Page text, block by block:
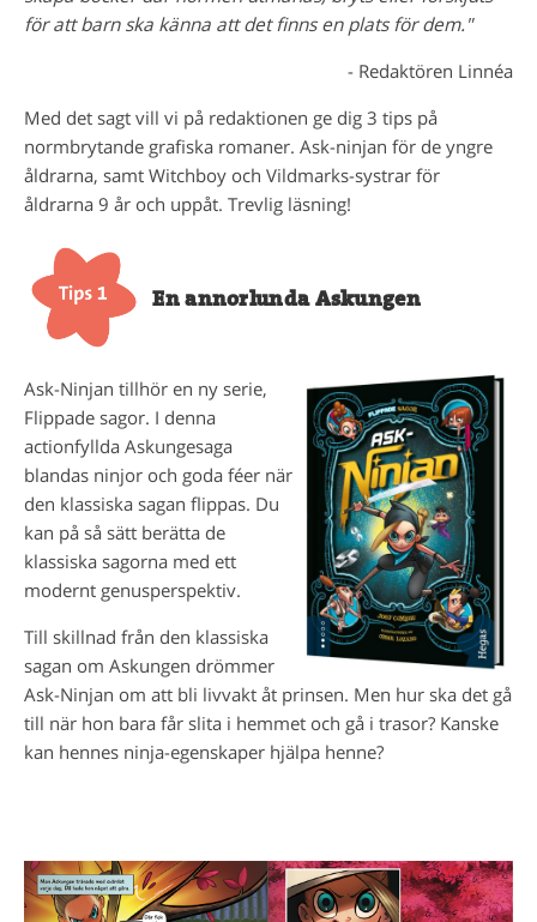
för att barn ska känna att det finns en plats för dem."
- Redaktören Linnéa
Med det sagt vill vi på redaktionen ge dig 3 tips på
normbrytande grafiska romaner. Ask-ninjan för de yngre
åldrarna, samt Witchboy och Vildmarks-systrar för
åldrarna 9 år och uppåt. Trevlig läsning!
En annorlunda Askungen
Ask-Ninjan tillhör en ny serie,
Flippade sagor. I denna
actionfyllda Askungesaga
blandas ninjor och goda féer när
den klassiska sagan flippas. Du
kan på så sätt berätta de
klassiska sagorna med ett
modernt genusperspektiv.
Till skillnad från den klassiska
sagan om Askungen drömmer
Ask-Ninjan om att bli livvakt åt prinsen. Men hur ska det gå
till när hon bara får slita i hemmet och gå i trasor? Kanske
kan hennes ninja-egenskaper hjälpa henne?